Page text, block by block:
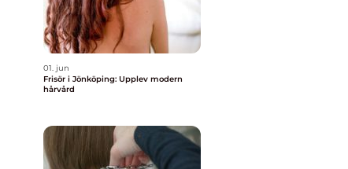
01. jun
Frisör i Jönköping: Upplev modern
hårvård